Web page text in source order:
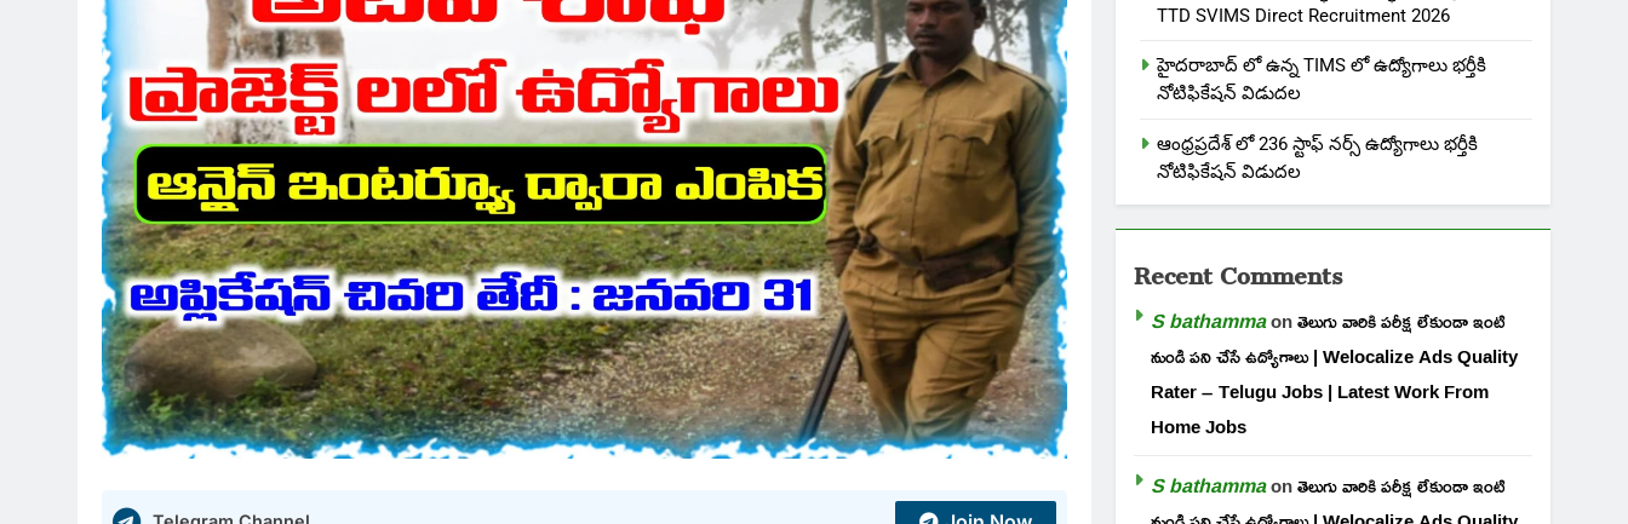
TTD SVIMS Direct Recruitment 2026
హైదరాబాద్ లో ఉన్న TIMS లో ఉద్యోగాలు భర్తీకి
నోటిఫికేషన్ విడుదల
ఆంధ్రప్రదేశ్ లో 236 స్టాఫ్ నర్స్ ఉద్యోగాలు భర్తీకి
నోటిఫికేషన్ విడుదల
Recent Comments
S bathammaonతెలుగు వారికి పరీక్ష లేకుండా ఇంటి
నుండి పని చేసే ఉద్యోగాలు | Welocalize Ads Quality
Rater – Telugu Jobs | Latest Work From
Home Jobs
S bathammaonతెలుగు వారికి పరీక్ష లేకుండా ఇంటి